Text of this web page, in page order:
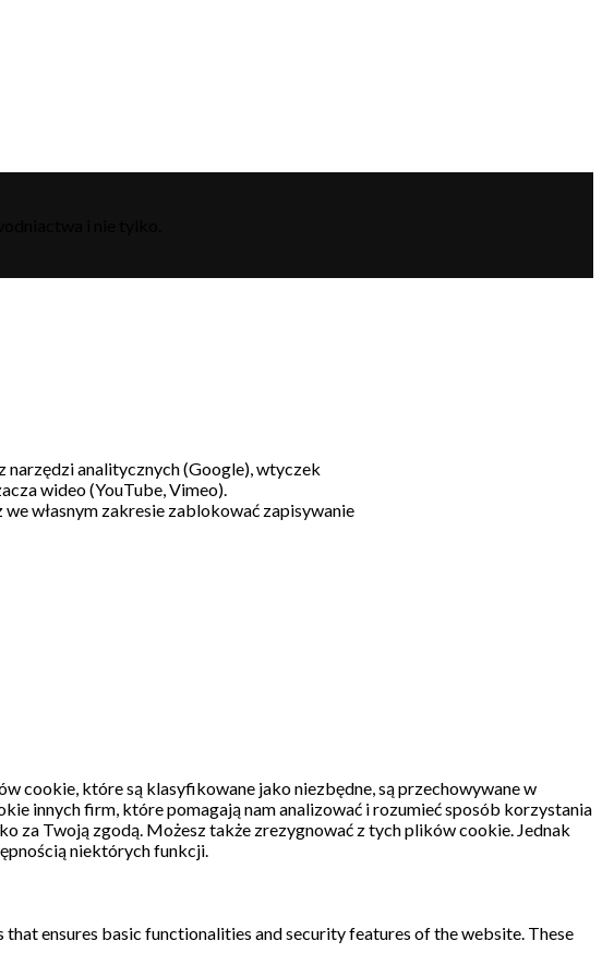
narzędzi analitycznych (Google), wtyczek
wideo (YouTube, Vimeo).
własnym zakresie zablokować zapisywanie
cookie, które są klasyfikowane jako niezbędne, są przechowywane w
innych firm, które pomagają nam analizować i rozumieć sposób korzystania
za Twoją zgodą. Możesz także zrezygnować z tych plików cookie. Jednak
niektórych funkcji.
ensures basic functionalities and security features of the website. These